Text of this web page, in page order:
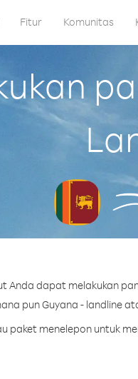
Fitur Komunitas
Anda dapat melakukan
pun Guyana - landline
paket menelepon untuk